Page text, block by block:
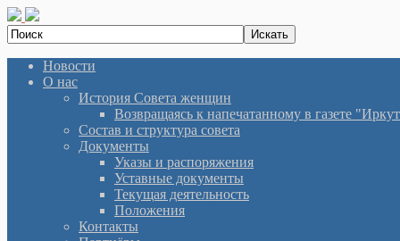
Новости
О нас
История Cовета женщин
Возвращаясь к напечатанному в газете
Состав и структура совета
Документы
Указы и распоряжения
Уставные документы
Текущая деятельность
Положения
Контакты